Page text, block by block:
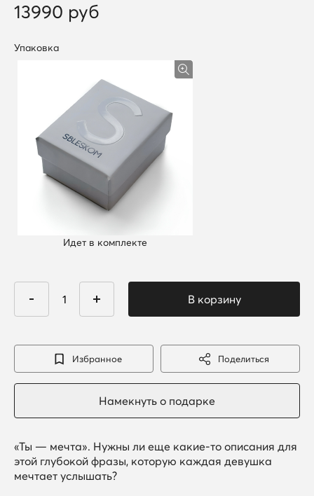
13990 руб
Упаковка
Идет в комплекте
Избранное Поделиться
«Ты — мечта». Нужны ли еще какие-то описания для
этой глубокой фразы, которую каждая девушка
мечтает услышать?